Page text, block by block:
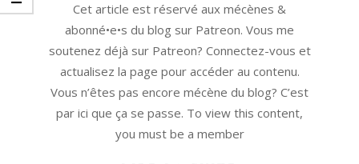
Cet article est réservé aux mécènes &
abonné•e•s du blog sur Patreon. Vous me
soutenez déjà sur Patreon? Connectez-vous et
actualisez la page pour accéder au contenu.
Vous n’êtes pas encore mécène du blog? C’est
par ici que ça se passe. To view this content,
you must be a member